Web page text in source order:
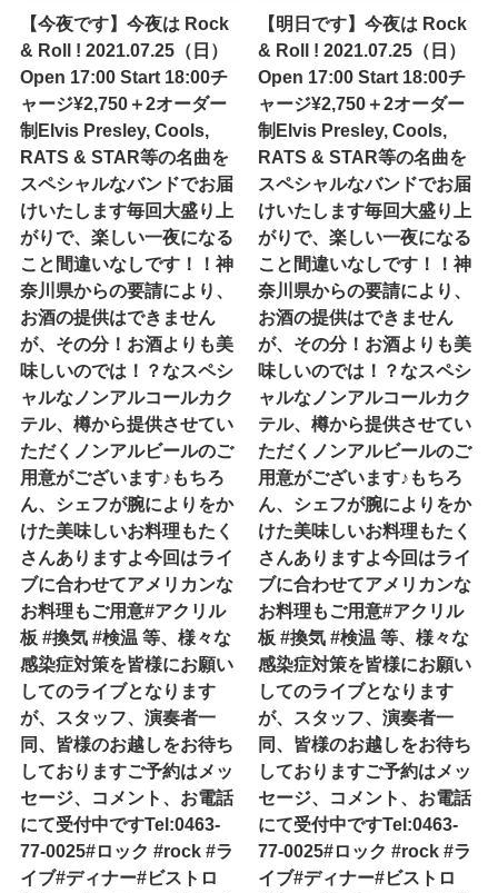
【今夜です】今夜は Rock
& Roll ! 2021.07.25（日）
Open 17:00 Start 18:00チ
ャージ¥2,750＋2オーダー
制Elvis Presley, Cools,
RATS & STAR等の名曲を
スペシャルなバンドでお届
けいたします毎回大盛り上
がりで、楽しい一夜になる
こと間違いなしです！！神
奈川県からの要請により、
お酒の提供はできません
が、その分！お酒よりも美
味しいのでは！？なスペシ
ャルなノンアルコールカク
テル、樽から提供させてい
ただくノンアルビールのご
用意がございます♪もちろ
ん、シェフが腕によりをか
けた美味しいお料理もたく
さんありますよ今回はライ
ブに合わせてアメリカンな
お料理もご用意#アクリル
板 #換気 #検温 等、様々な
感染症対策を皆様にお願い
してのライブとなります
が、スタッフ、演奏者一
同、皆様のお越しをお待ち
しておりますご予約はメッ
セージ、コメント、お電話
にて受付中ですTel:0463-
77-0025#ロック #rock #ラ
イブ#ディナー#ビストロ
【明日です】今夜は Rock
& Roll ! 2021.07.25（日）
Open 17:00 Start 18:00チ
ャージ¥2,750＋2オーダー
制Elvis Presley, Cools,
RATS & STAR等の名曲を
スペシャルなバンドでお届
けいたします毎回大盛り上
がりで、楽しい一夜になる
こと間違いなしです！！神
奈川県からの要請により、
お酒の提供はできません
が、その分！お酒よりも美
味しいのでは！？なスペシ
ャルなノンアルコールカク
テル、樽から提供させてい
ただくノンアルビールのご
用意がございます♪もちろ
ん、シェフが腕によりをか
けた美味しいお料理もたく
さんありますよ今回はライ
ブに合わせてアメリカンな
お料理もご用意#アクリル
板 #換気 #検温 等、様々な
感染症対策を皆様にお願い
してのライブとなります
が、スタッフ、演奏者一
同、皆様のお越しをお待ち
しておりますご予約はメッ
セージ、コメント、お電話
にて受付中ですTel:0463-
77-0025#ロック #rock #ラ
イブ#ディナー#ビストロ